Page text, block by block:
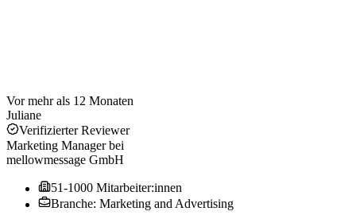
Vor mehr als 12 Monaten
Juliane
Verifizierter Reviewer
Marketing Managerbei
mellowmessage GmbH
51-1000 Mitarbeiter:innen
Branche: Marketing and Advertising